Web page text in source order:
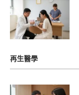
再生醫學